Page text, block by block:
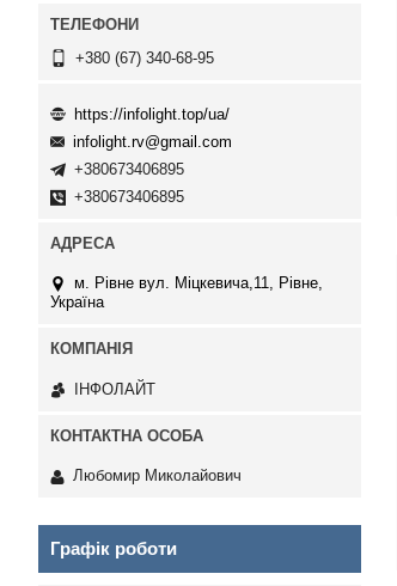
+380 (67) 340-68-95
https://infolight.top/ua/
infolight.rv@gmail.com
+380673406895
+380673406895
м. Рівне вул. Міцкевича,11, Рівне,
Україна
ІНФОЛАЙТ
Любомир Миколайович
Графік роботи